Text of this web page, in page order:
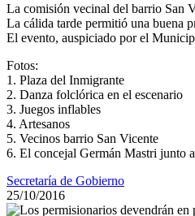
La comisión vecinal del barrio San
La cálida tarde permitió una buena
El evento, auspiciado por el
Fotos:
1. Plaza del Inmigrante
2. Danza folclórica en el escenario
3. Juegos inflables
4. Artesanos
5. Vecinos barrio San Vicente
6. El concejal Germán Mastri junto
Secretaría de Gobierno
25/10/2016